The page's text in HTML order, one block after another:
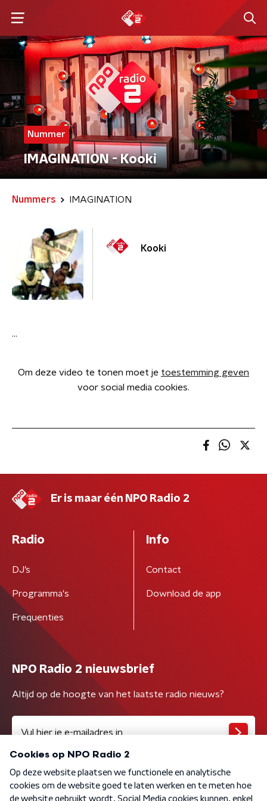
Nummer
IMAGINATION - Kooki
Nummers IMAGINATION
Kooki
...
Om deze video te tonen moet je toestemming geven
voor social media cookies.
Er is maar één NPO Radio 2
Radio
DJ’s
Programma's
Frequenties
Info
Contact
Download de app
NPO Radio 2 nieuwsbrief
Altijd op de hoogte van het laatste radio nieuws?